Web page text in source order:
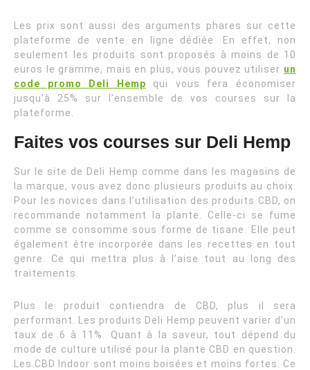
Les prix sont aussi des arguments phares sur cette
plateforme de vente en ligne dédiée. En effet, non
seulement les produits sont proposés à moins de 10
euros le gramme, mais en plus, vous pouvez utiliser un
code promo Deli Hemp qui vous fera économiser
jusqu’à 25% sur l’ensemble de vos courses sur la
plateforme.
Faites vos courses sur Deli Hemp
Sur le site de Deli Hemp comme dans les magasins de
la marque, vous avez donc plusieurs produits au choix.
Pour les novices dans l’utilisation des produits CBD, on
recommande notamment la plante. Celle-ci se fume
comme se consomme sous forme de tisane. Elle peut
également être incorporée dans les recettes en tout
genre. Ce qui mettra plus à l’aise tout au long des
traitements.
Plus le produit contiendra de CBD, plus il sera
performant. Les produits Deli Hemp peuvent varier d’un
taux de 6 à 11%. Quant à la saveur, tout dépend du
mode de culture utilisé pour la plante CBD en question.
Les CBD Indoor sont moins boisées et moins fortes. Ce